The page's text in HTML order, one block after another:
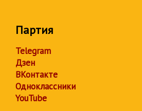
Партия
Telegram
Дзен
ВКонтакте
Одноклассники
YouTube